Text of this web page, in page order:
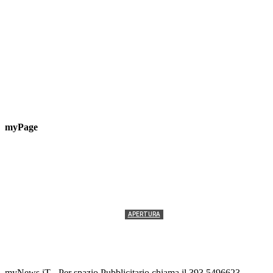
myPage
APERTURA